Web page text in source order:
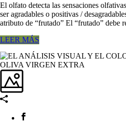
El olfato detecta las sensaciones
ser agradables o positivas /
atributo de “frutado” El “frutado” debe
LEER MÁS